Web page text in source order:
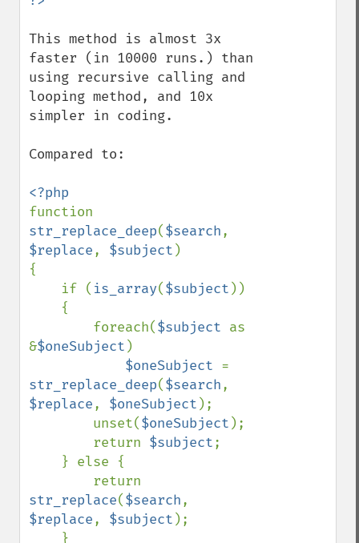
This method is almost 3x
faster (in 10000 runs.) than
using recursive calling and
looping method, and 10x
simpler in coding.
Compared to:
str_replace_deep($search
$replace, $subject )
{
    if (
is_array($subject ))
        foreach(
$subject as
&$oneSubject )
$oneSubject
str_replace_deep($search
$replace, $oneSubject );
        unset(
$oneSubject );
        return
$subject;
str_replace($search
$replace, $subject );